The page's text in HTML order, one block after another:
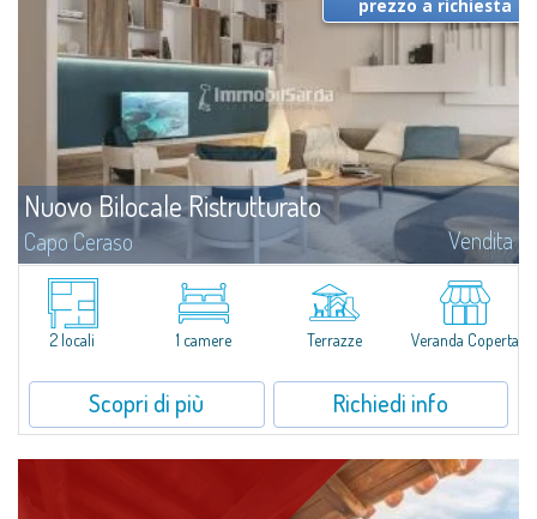
Nuovo Bilocale Ristrutturato
Capo Ceraso Vendita
​Una ristrutturazione ed un restyling moderni capaci di dare nuova vita e
lustro a questo splendido bilocale in vendita nella cornice naturalistica del
Capo Ceraso Resort. Verranno creati ambienti eleganti...
prezzo a richiesta
2 locali 1 camere Terrazze Veranda Coperta
Scopri di più Richiedi info